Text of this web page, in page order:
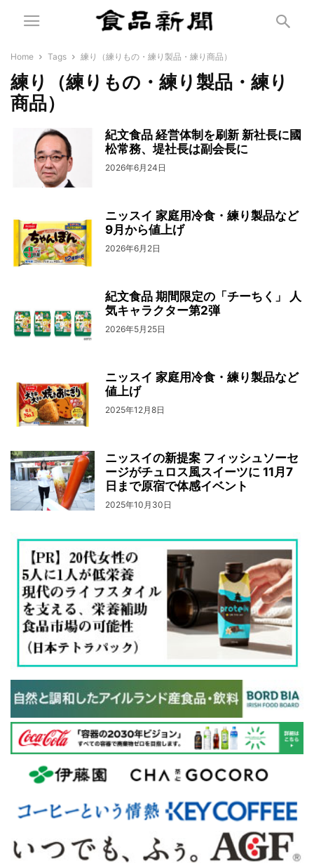
Home Tags 練り（練りもの・練り製品・練り商品）
練り（練りもの・練り製品・練り
商品）
紀文食品 経営体制を刷新 新社長に國
松常務、堤社長は副会長に
2026年6月24日
ニッスイ 家庭用冷食・練り製品など
9月から値上げ
2026年6月2日
紀文食品 期間限定の「チーちく」 人
気キャラクター第2弾
2026年5月25日
ニッスイ 家庭用冷食・練り製品など
値上げ
2025年12月8日
ニッスイの新提案 フィッシュソーセ
ージがチュロス風スイーツに 11月7
日まで原宿で体感イベント
2025年10月30日